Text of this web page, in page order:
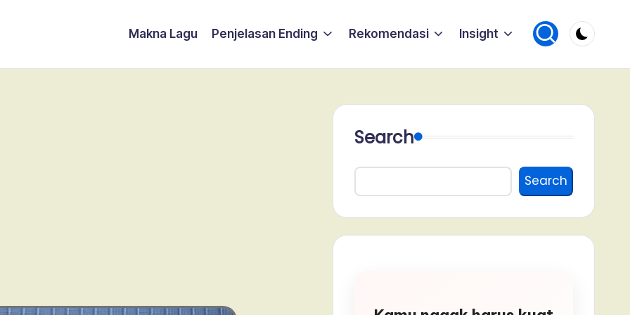
Makna Lagu Penjelasan Ending Rekomendasi Insight
Search
Search